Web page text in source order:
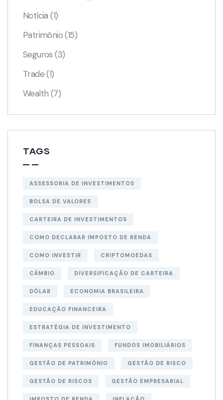
Notícia (1)
Patrimônio (15)
Seguros (3)
Trade (1)
Wealth (7)
TAGS
ASSESSORIA DE INVESTIMENTOS
BOLSA DE VALORES
CARTEIRA DE INVESTIMENTOS
COMO DECLARAR IMPOSTO DE RENDA
COMO INVESTIR CRIPTOMOEDAS
CÂMBIO DIVERSIFICAÇÃO DE CARTEIRA
DÓLAR ECONOMIA BRASILEIRA
EDUCAÇÃO FINANCEIRA
ESTRATÉGIA DE INVESTIMENTO
FINANÇAS PESSOAIS FUNDOS IMOBILIÁRIOS
GESTÃO DE PATRIMÔNIO GESTÃO DE RISCO
GESTÃO DE RISCOS GESTÃO EMPRESARIAL